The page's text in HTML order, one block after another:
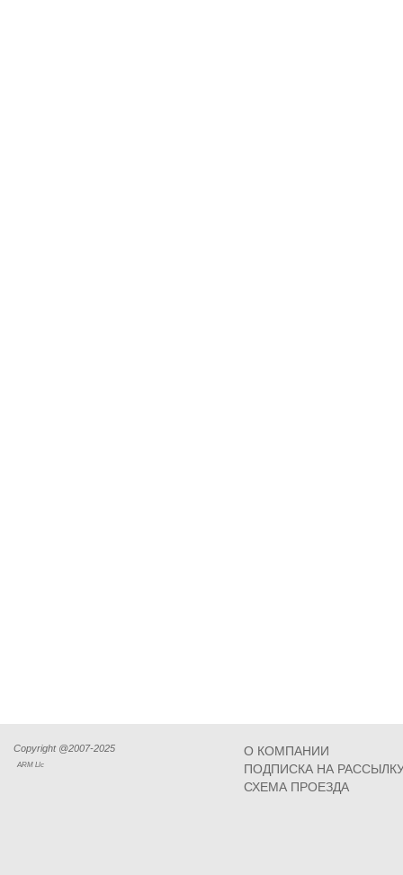
Copyright @2007-2025
ARM Llc
О КОМПАНИИ
ПОДПИСКА НА
СХЕМА ПРОЕЗДА